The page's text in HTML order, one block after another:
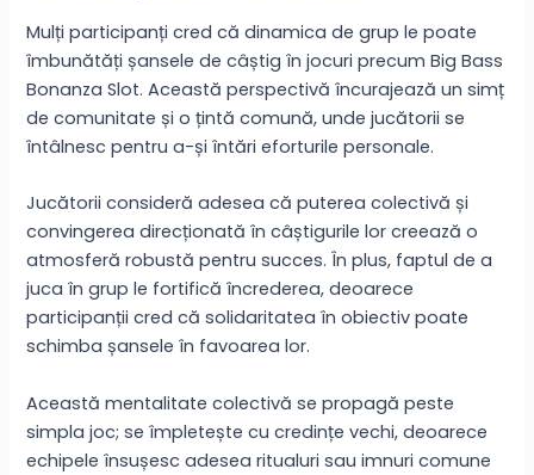
Mulți participanți cred că dinamica de grup le poate
îmbunătăți șansele de câștig în jocuri precum Big Bass
Bonanza Slot. Această perspectivă încurajează un simț
de comunitate și o țintă comună, unde jucătorii se
întâlnesc pentru a-și întări eforturile personale.
Jucătorii consideră adesea că puterea colectivă și
convingerea direcționată în câștigurile lor creează o
atmosferă robustă pentru succes. În plus, faptul de a
juca în grup le fortifică încrederea, deoarece
participanții cred că solidaritatea în obiectiv poate
schimba șansele în favoarea lor.
Această mentalitate colectivă se propagă peste
simpla joc; se împletește cu credințe vechi, deoarece
echipele însușesc adesea ritualuri sau imnuri comune